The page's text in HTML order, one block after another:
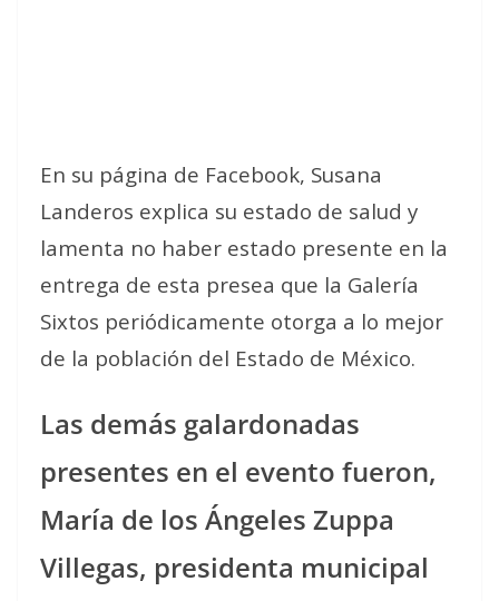
En su página de Facebook, Susana
Landeros explica su estado de salud y
lamenta no haber estado presente en la
entrega de esta presea que la Galería
Sixtos periódicamente otorga a lo mejor
de la población del Estado de México.
Las demás galardonadas
presentes en el evento fueron,
María de los Ángeles Zuppa
Villegas, presidenta municipal